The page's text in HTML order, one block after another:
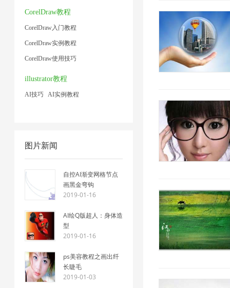
CorelDraw教程
CorelDraw入门教程
CorelDraw实例教程
CorelDraw使用技巧
illustrator教程
AI技巧 AI实例教程
图片新闻
自控AI渐变网格节点
画黑金弯钩
2019-01-16
AI绘Q版超人：身体造
型
2019-01-16
ps美容教程之画出纤
长睫毛
2019-01-03